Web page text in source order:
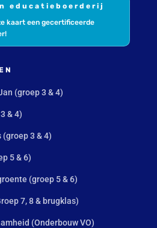
educatieboerderij
kaart een gecertificeerde
(groep 3 & 4)
& 4)
3 & 4)
5 & 6)
(groep 5 & 6)
7, 8 & brugklas)
(Onderbouw VO)